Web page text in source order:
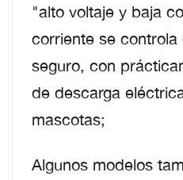
"alto voltaje y baja
corriente se
seguro, con
de descarga
mascotas;
Algunos modelos